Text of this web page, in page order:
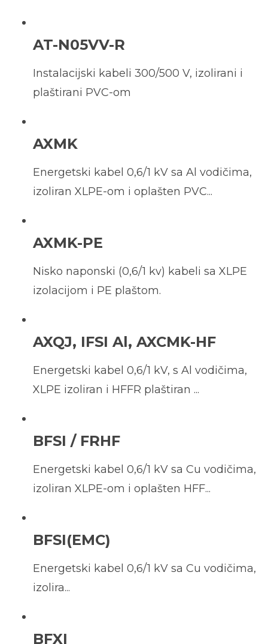
AT-N05VV-R
Instalacijski kabeli 300/500 V, izolirani i
plaštirani PVC-om
AXMK
Energetski kabel 0,6/1 kV sa Al vodičima,
izoliran XLPE-om i oplašten PVC...
AXMK-PE
Nisko naponski (0,6/1 kv) kabeli sa XLPE
izolacijom i PE plaštom.
AXQJ, IFSI Al, AXCMK-HF
Energetski kabel 0,6/1 kV, s Al vodičima,
XLPE izoliran i HFFR plaštiran ...
BFSI / FRHF
Energetski kabel 0,6/1 kV sa Cu vodičima,
izoliran XLPE-om i oplašten HFF...
BFSI(EMC)
Energetski kabel 0,6/1 kV sa Cu vodičima,
izolira...
BFXI